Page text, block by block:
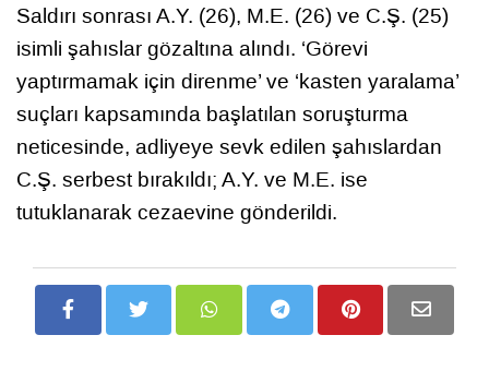
Saldırı sonrası A.Y. (26), M.E. (26) ve C.Ş. (25)
isimli şahıslar gözaltına alındı. ‘Görevi
yaptırmamak için direnme’ ve ‘kasten yaralama’
suçları kapsamında başlatılan soruşturma
neticesinde, adliyeye sevk edilen şahıslardan
C.Ş. serbest bırakıldı; A.Y. ve M.E. ise
tutuklanarak cezaevine gönderildi.